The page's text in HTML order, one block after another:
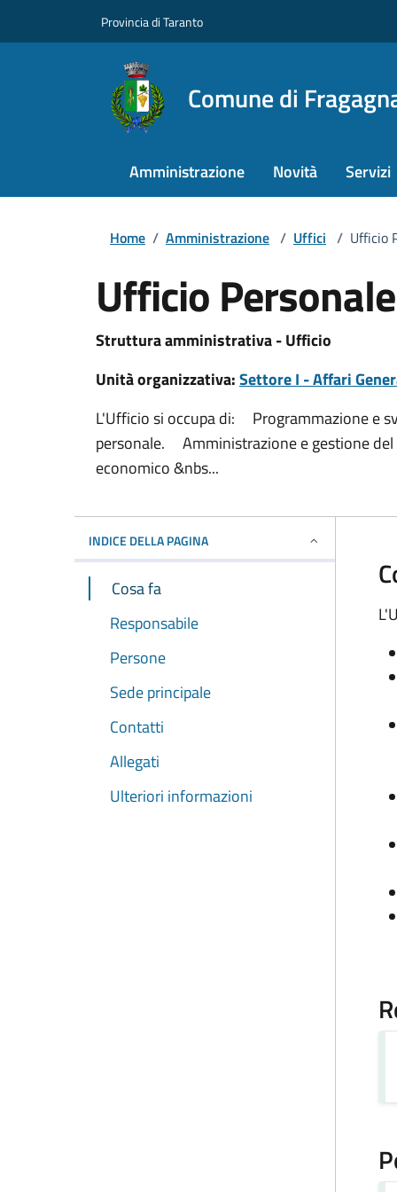
Provincia di Taranto
Comune di
Amministrazione Novità Servizi
Home / Amministrazione / Uffici / Ufficio
Ufficio Personale
Struttura amministrativa - Ufficio
Unità organizzativa:Settore I - Affari
L'Ufficio si occupa di: Programmazione e
personale. Amministrazione e gestione
economico &nbs...
INDICE DELLA PAGINA
Cosa fa
Responsabile
Persone
Sede principale
Contatti
Allegati
Ulteriori informazioni